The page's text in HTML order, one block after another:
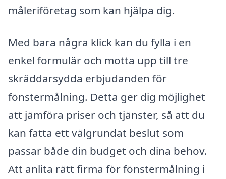
måleriföretag som kan hjälpa dig.
Med bara några klick kan du fylla i en
enkel formulär och motta upp till tre
skräddarsydda erbjudanden för
fönstermålning. Detta ger dig möjlighet
att jämföra priser och tjänster, så att du
kan fatta ett välgrundat beslut som
passar både din budget och dina behov.
Att anlita rätt firma för fönstermålning i